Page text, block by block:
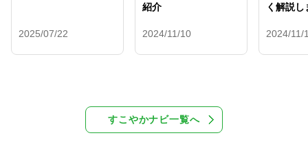
2025/07/22
紹介
2024/11/10
く解説し
2024/11/
すこやかナビ一覧へ